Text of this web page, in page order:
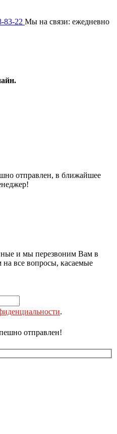
83-22 Мы на связи: ежедневно
отправлен, в ближайшее
и мы перезвоним Вам в
все вопросы, касаемые
.
отправлен!